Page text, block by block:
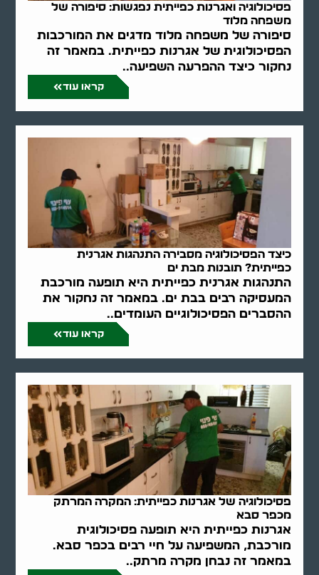
פסיכולוגיה ואגרנות כפייתית נפגשות: סיפורה של
משפחה מלוד
סיפורה של משפחה מלוד מדגים את המורכבות
הפסיכולוגית של אגרנות כפייתית. במאמר זה
נחקור כיצד ההפרעה השפיעה..
קראו עוד
כיצד הפסיכולוגיה מסבירה התנהגות אגרנית
כפייתית? תובנות מבת ים
התנהגות אגרנית כפייתית היא תופעה מורכבת
המעסיקה רבים בבת ים. במאמר זה נחקור את
ההסברים הפסיכולוגיים העומדים..
קראו עוד
פסיכולוגיה של אגרנות כפייתית: המקרה המרתק
מכפר סבא
אגרנות כפייתית היא תופעה פסיכולוגית
מורכבת, המשפיעה על חיי רבים בכפר סבא.
במאמר זה נבחן מקרה מרתק..